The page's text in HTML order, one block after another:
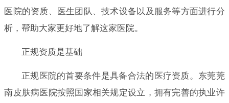
医院的资质、医生团队、技术设备以及服务等方面进行分
析，帮助大家更好地了解这家医院。
正规资质是基础
正规医院的首要条件是具备合法的医疗资质。东莞莞
南皮肤病医院按照国家相关规定设立，拥有完善的执业许